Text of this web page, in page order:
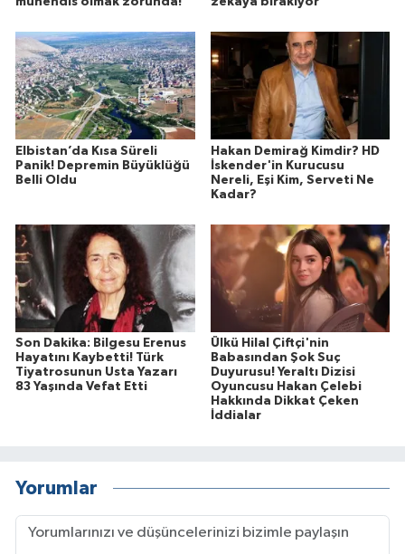
Elbistan’da Kısa Süreli
Panik! Depremin Büyüklüğü
Belli Oldu
Hakan Demirağ Kimdir? HD
İskender'in Kurucusu
Nereli, Eşi Kim, Serveti Ne
Kadar?
Son Dakika: Bilgesu Erenus
Hayatını Kaybetti! Türk
Tiyatrosunun Usta Yazarı
83 Yaşında Vefat Etti
Ülkü Hilal Çiftçi'nin
Babasından Şok Suç
Duyurusu! Yeraltı Dizisi
Oyuncusu Hakan Çelebi
Hakkında Dikkat Çeken
İddialar
Yorumlar